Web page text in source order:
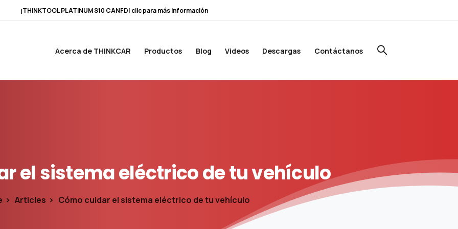
¡THINKTOOL PLATINUM S10 CANFD! clic para más información
Acerca de THINKCAR Productos Blog Videos Descargas Contáctanos
elsistemaeléctricodetuvehículo
Articles Cómo cuidar el sistema eléctrico de tu vehículo